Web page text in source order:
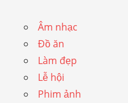
Âm nhạc
Đồ ăn
Làm đẹp
Lễ hội
Phim ảnh